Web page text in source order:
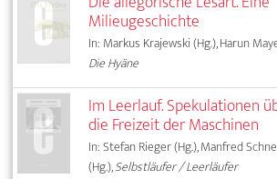
Milieugeschichte
In: Markus Krajewski (Hg.), Harun
Die Hyäne
Im Leerlauf. Spekulationen
die Freizeit der Maschinen
In: Stefan Rieger (Hg.), Manfred
(Hg.),Selbstläufer / Leerläufer